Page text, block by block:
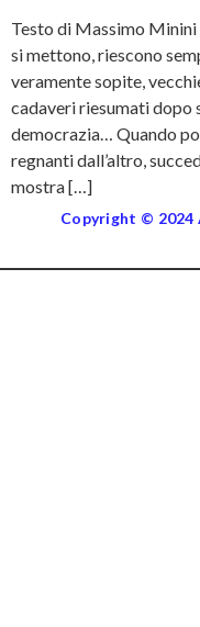
Testo di Massimo Minini
si mettono, riescono
veramente sopite,
cadaveri riesumati dopo
democrazia… Quando
regnanti dall’altro,
mostra […]
Copyright © 2024